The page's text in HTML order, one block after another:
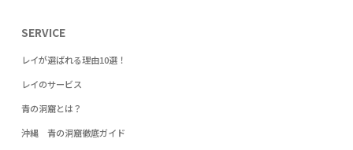
SERVICE
レイが選ばれる理由10選！
レイのサービス
青の洞窟とは？
沖縄 青の洞窟徹底ガイド